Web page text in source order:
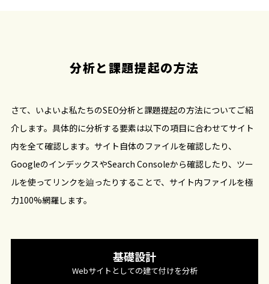
分析と課題提起の方法
さて、いよいよ私たちのSEO分析と課題提起の方法についてご紹
介します。具体的に分析する要素は以下の項目に合わせてサイト
内を全て確認します。サイト自体のファイルを確認したり、
GoogleのインデックスやSearch Consoleから確認したり、ツー
ルを使ってリンクを辿ったりすることで、サイト内ファイルを極
力100%網羅します。
基礎設計
Webサイトとしての建て付けを分析